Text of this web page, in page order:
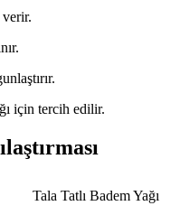
verir.
için tercih edilir.
Tala Tatlı Badem Yağı